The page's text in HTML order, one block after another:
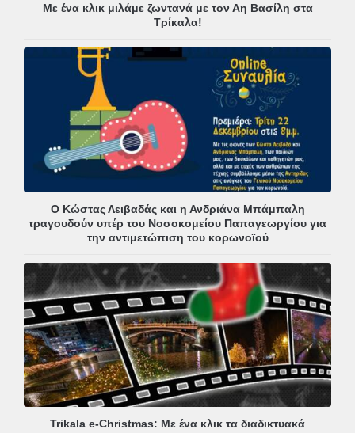
Με ένα κλικ μιλάμε ζωντανά με τον Αη Βασίλη στα
Τρίκαλα!
Ο Κώστας Λειβαδάς και η Ανδριάνα Μπάμπαλη
τραγουδούν υπέρ του Νοσοκομείου Παπαγεωργίου για
την αντιμετώπιση του κορωνοϊού
Trikala e-Christmas: Με ένα κλικ τα διαδικτυακά